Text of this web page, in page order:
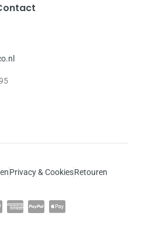
Privacy & CookiesRetouren